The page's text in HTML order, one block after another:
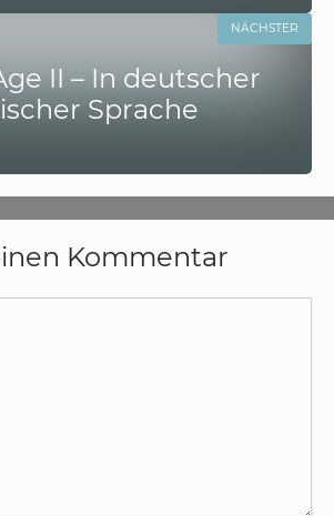
II – In deutscher
Sprache
NÄCHSTER
Kommentar